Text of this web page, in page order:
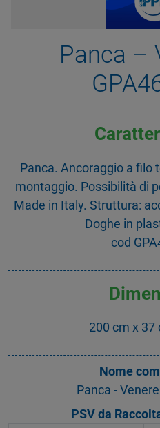
Panca –
Panca. Ancoraggio a filo
montaggio. Possibilità di
Made in Italy. Struttura:
Doghe in
cod
200 cm x 37
Nome
Panca -
PSV da